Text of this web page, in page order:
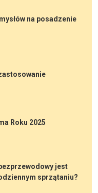
na posadzenie
Roku 2025
jest
sprzątaniu?